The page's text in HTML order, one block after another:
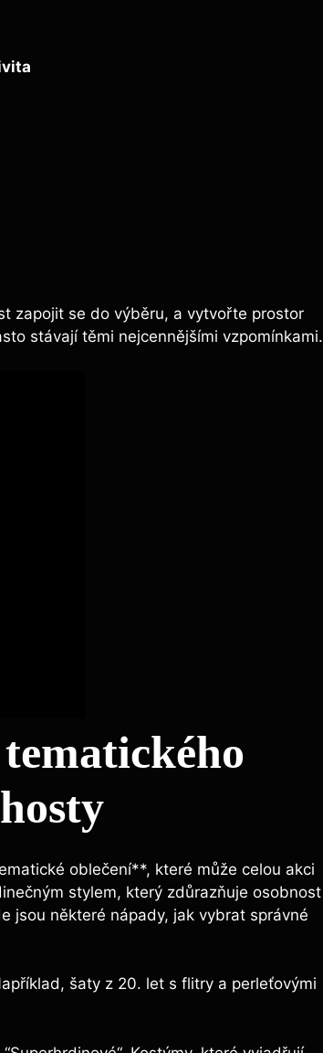
​zapojit ⁤se⁢ do výběru,⁣ a vytvořte prostor
stávají těmi nejcennějšími vzpomínkami.
oblečení**, které ‌může celou ⁣akci
stylem,‌ který zdůrazňuje osobnost
jsou některé nápady, ⁤jak vybrat správné
šaty z 20.‍ let s ⁤flitry⁢ a perleťovými